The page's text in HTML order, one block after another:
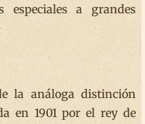
especiales a grandes
la análoga distinción
en 1901 por el rey de